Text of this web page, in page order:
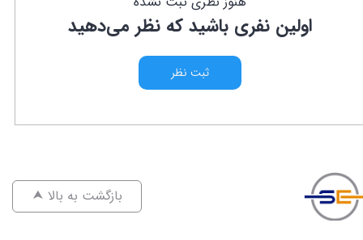
اولین نفری باشید که نظر می‌دهید
ثبت نظر
⮝ بازگشت به بالا